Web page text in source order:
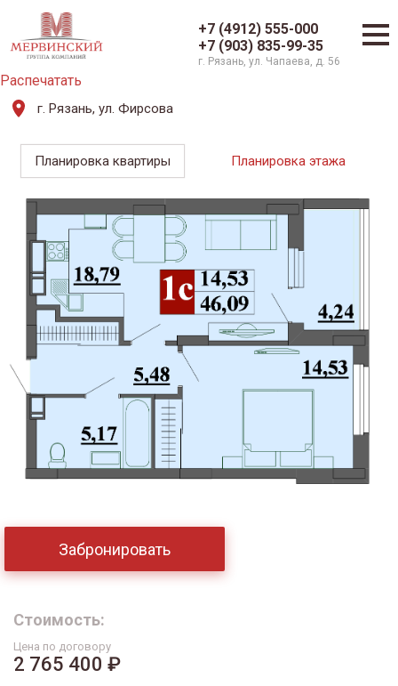
+7 (4912) 555-000
+7 (903) 835-99-35
г. Рязань, ул. Чапаева, д. 56
Распечатать
г. Рязань, ул. Фирсова
Планировка квартиры Планировка этажа
Забронировать
Стоимость:
Цена по договору
2 765 400 ₽